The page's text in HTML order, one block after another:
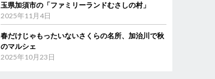
玉県加須市の「ファミリーランドむさしの村」
2025年11月4日
春だけじゃもったいないさくらの名所、加治川で秋
のマルシェ
2025年10月23日